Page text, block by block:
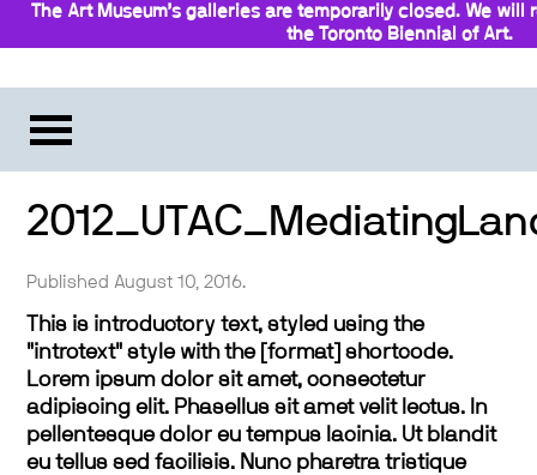
The Art Museum’s galleries are temporarily closed. We will
the Toronto Biennial of Art.
Published August 10, 2016.
This is introductory text, styled using the
"introtext" style with the [format] shortcode.
Lorem ipsum dolor sit amet, consectetur
adipiscing elit. Phasellus sit amet velit lectus. In
pellentesque dolor eu tempus lacinia. Ut blandit
eu tellus sed facilisis. Nunc pharetra tristique